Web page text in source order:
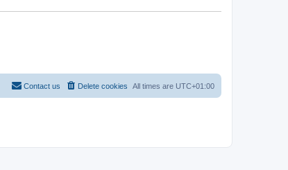
All times are UTC+01:00
Delete cookies
Contact us